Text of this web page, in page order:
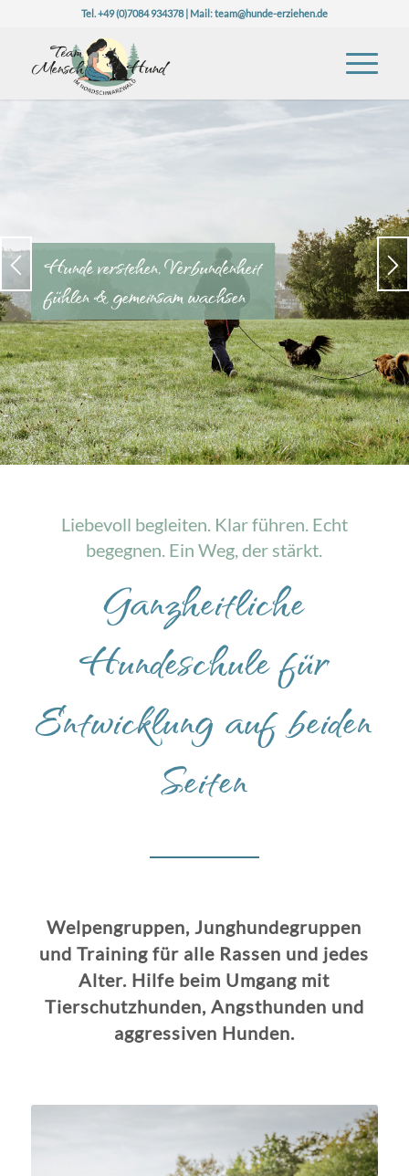
Tel. +49 (0)7084 934378 | Mail:team@hunde-erziehen.de
Hunde verstehen, Verbundenheit
fühlen & gemeinsam wachsen
Liebevoll begleiten. Klar führen. Echt
begegnen. Ein Weg, der stärkt.
Ganzheitliche
Hundeschule für
Entwicklung auf beiden
Seiten
Welpengruppen, Junghundegruppen
und Training für alle Rassen und jedes
Alter. Hilfe beim Umgang mit
Tierschutzhunden, Angsthunden und
aggressiven Hunden.